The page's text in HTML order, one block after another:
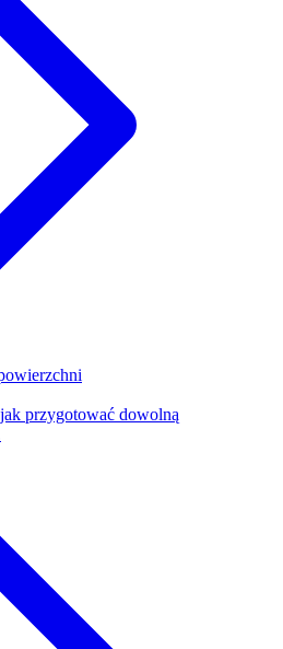
przygotować dowolną